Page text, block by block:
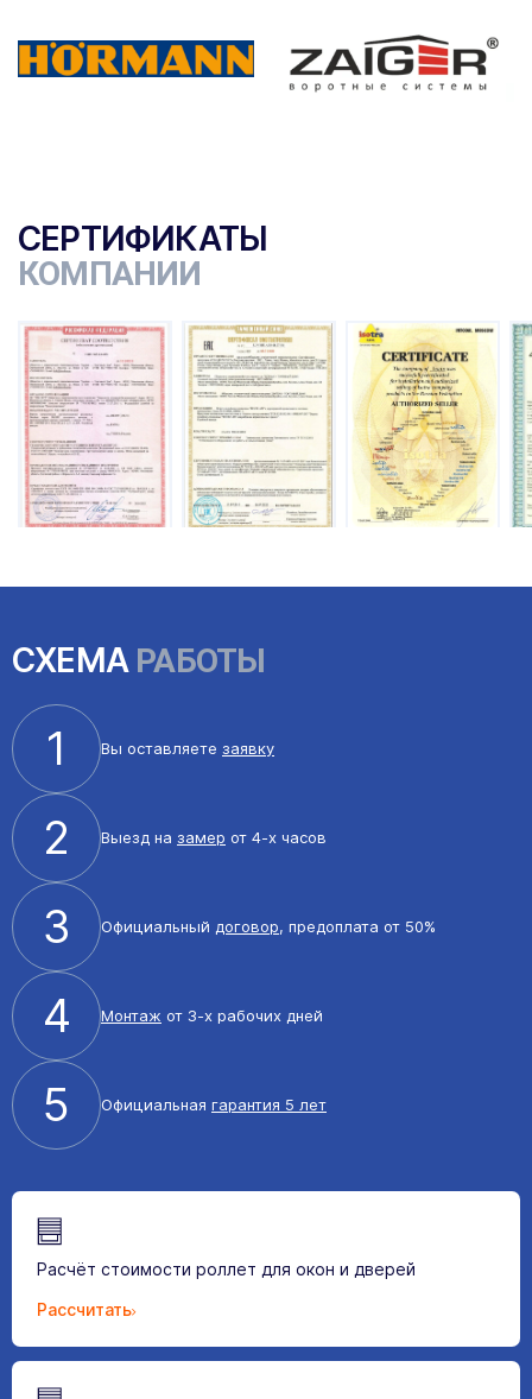
СЕРТИФИКАТЫ
КОМПАНИИ
СХЕМА РАБОТЫ
1 Вы оставляете заявку
2 Выезд на замер от 4-х часов
3 Официальный договор, предоплата от 50%
4 Монтаж от 3-х рабочих дней
5 Официальная гарантия 5 лет
Расчёт стоимости роллет для окон и дверей
Рассчитать